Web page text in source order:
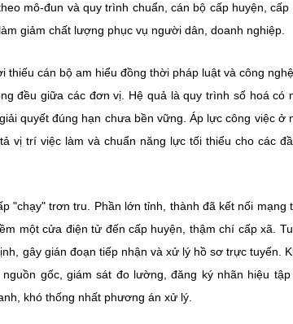
mô-đun và quy trình chuẩn, cán bộ cấp huyện, cấp
giảm chất lượng phục vụ người dân, doanh nghiệp.
cán bộ am hiểu đồng thời pháp luật và công
đều giữa các đơn vị. Hệ quả là quy trình số hoá có
quyết đúng hạn chưa bền vững. Áp lực công việc ở
vị trí việc làm và chuẩn năng lực tối thiểu cho các
"chạy" trơn tru. Phần lớn tỉnh, thành đã kết nối mạng
một cửa điện tử đến cấp huyện, thậm chí cấp xã.
gây gián đoạn tiếp nhận và xử lý hồ sơ trực tuyến.
gốc, giám sát đo lường, đăng ký nhãn hiệu tập
khó thống nhất phương án xử lý.